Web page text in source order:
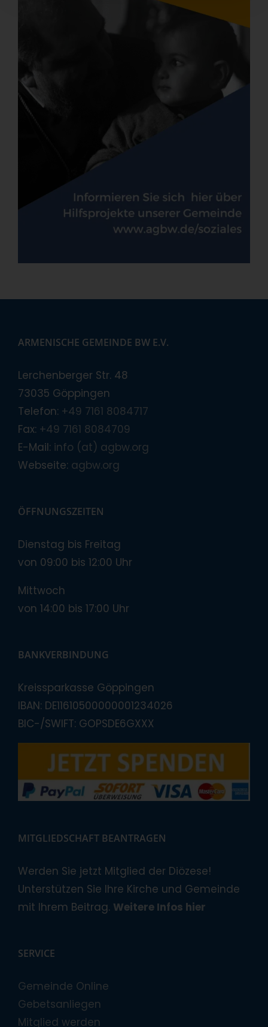
ARMENISCHE GEMEINDE BW E.V.
Lerchenberger Str. 48
73035 Göppingen
Telefon: +49 7161 8084717
Fax: +49 7161 8084709
E-Mail: info (at) agbw.org
Webseite: agbw.org
ÖFFNUNGSZEITEN
Dienstag bis Freitag
von 09:00 bis 12:00 Uhr
Mittwoch
von 14:00 bis 17:00 Uhr
BANKVERBINDUNG
Kreissparkasse Göppingen
IBAN: DE11610500000001234026
BIC-/SWIFT: GOPSDE6GXXX
MITGLIEDSCHAFT BEANTRAGEN
Werden Sie jetzt Mitglied der Diözese!
Unterstützen Sie Ihre Kirche und Gemeinde
mit Ihrem Beitrag. Weitere Infos hier
SERVICE
Gemeinde Online
Gebetsanliegen
Mitglied werden